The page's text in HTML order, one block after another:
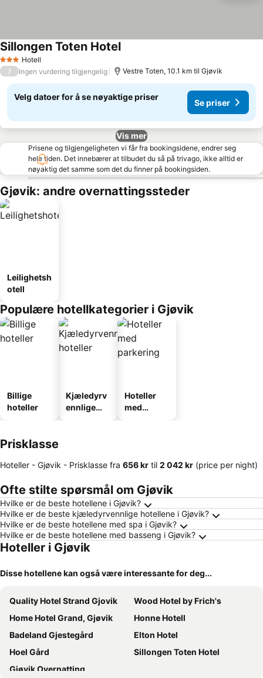
3 StjernerHotell
Sillongen Toten Hotel
/ Ingen vurdering tilgjengelig Vestre Toten, 10.1 km til Gjøvik
Velg datoer for å se nøyaktige priser
Se priser
Vis mer
Prisene og tilgjengeligheten vi får fra bookingsidene, endrer seg
hele tiden. Det innebærer at tilbudet du så på trivago, ikke alltid er
nøyaktig det samme som det du finner på bookingsiden.
Gjøvik: andre overnattingssteder
Leilighetsh
otell
Populære hotellkategorier i Gjøvik
Billige
hoteller
Kjæledyrv
ennlige
Hoteller
med
Prisklasse
Hoteller - Gjøvik - Prisklasse fra ‎656 kr til ‎2 042 kr (price per night)
Ofte stilte spørsmål om Gjøvik
Hvilke er de beste hotellene i Gjøvik?
Hvilke er de beste kjæledyrvennlige hotellene i Gjøvik?
Hvilke er de beste hotellene med spa i Gjøvik?
Hvilke er de beste hotellene med basseng i Gjøvik?
Hoteller i Gjøvik
Disse hotellene kan også være interessante for deg...
Quality Hotel Strand Gjovik
Wood Hotel by Frich's
Home Hotel Grand, Gjøvik
Honne Hotell
Badeland Gjestegård
Elton Hotel
Hoel Gård
Sillongen Toten Hotel
Gjøvik Overnatting